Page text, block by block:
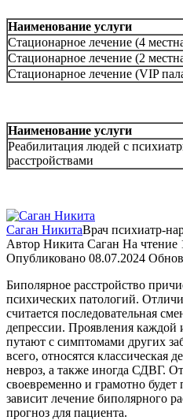
Наименование услуги
Стационарное лечение (4
Стационарное лечение (2
Стационарное лечение (VIP
Наименование услуги
Реабилитация людей с
расстройствами
Саган НикитаВрач психиатр-
Автор Никита Саган На чтение
Опубликовано 08.07.2024
Биполярное расстройство
психических патологий.
считается последовательная
депрессии. Проявления каждой
путают с симптомами других
всего, относятся классическая
невроз, а также иногда СДВГ.
своевременно и грамотно
зависит лечение биполярного
прогноз для пациента.